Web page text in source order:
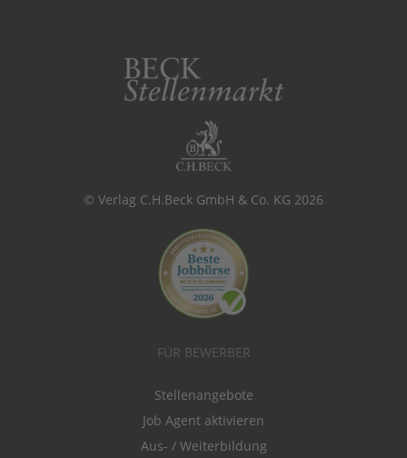
© Verlag C.H.Beck GmbH & Co. KG 2026
FÜR BEWERBER
Stellenangebote
Job Agent aktivieren
Aus- / Weiterbildung